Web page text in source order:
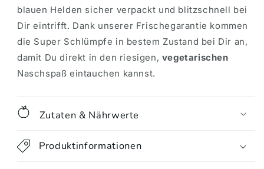
blauen Helden sicher verpackt und blitzschnell bei
Dir eintrifft. Dank unserer Frischegarantie kommen
die Super Schlümpfe in bestem Zustand bei Dir an,
damit Du direkt in den riesigen, vegetarischen
Naschspaß eintauchen kannst.
Zutaten & Nährwerte
Produktinformationen